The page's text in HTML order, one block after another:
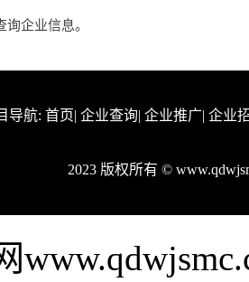
企业信息。
导航: 首页| 企业查询| 企业推广| 企业
2023 版权所有 ©